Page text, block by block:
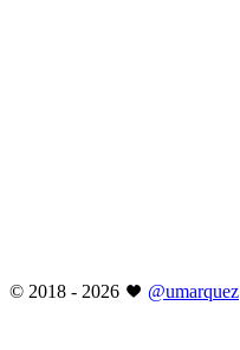
© 2018 - 2026 @umarquez